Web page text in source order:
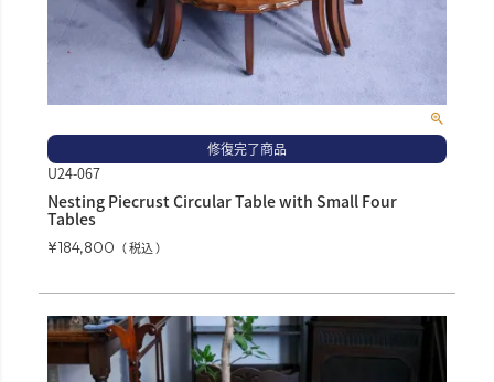
修復完了商品
U24-067
Nesting Piecrust Circular Table with Small Four
Tables
¥184,800 税込